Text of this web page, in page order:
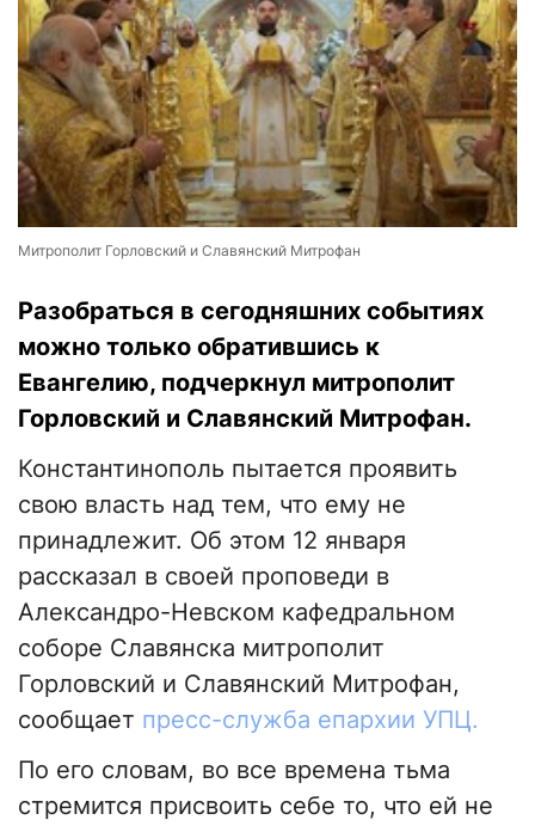
Митрополит Горловский и Славянский Митрофан
Разобраться в сегодняшних событиях
можно только обратившись к
Евангелию, подчеркнул митрополит
Горловский и Славянский Митрофан.
Константинополь пытается проявить
свою власть над тем, что ему не
принадлежит. Об этом 12 января
рассказал в своей проповеди в
Александро-Невском кафедральном
соборе Славянска митрополит
Горловский и Славянский Митрофан,
сообщает пресс-служба епархии УПЦ.
По его словам, во все времена тьма
стремится присвоить себе то, что ей не